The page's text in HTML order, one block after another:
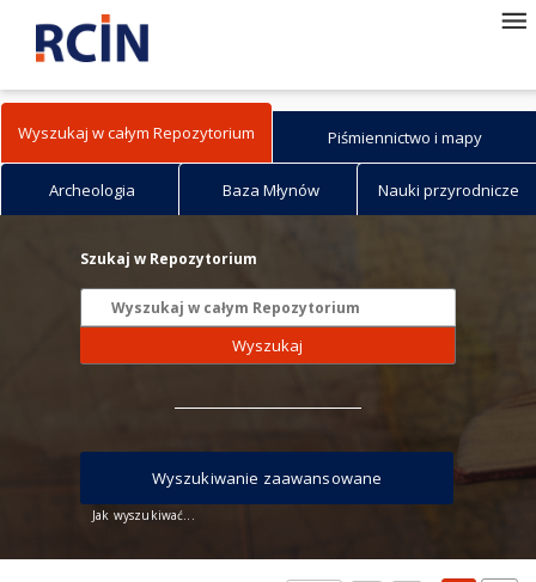
Wyszukaj w całym Repozytorium Piśmiennictwo i mapy
Archeologia Baza Młynów Nauki przyrodnicze
Szukaj w Repozytorium
Wyszukaj
Jak wyszukiwać...
Wyszukiwanie zaawansowane